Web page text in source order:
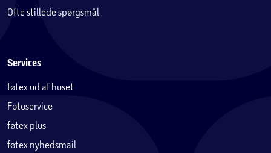
Ofte stillede spørgsmål
Services
føtex ud af huset
Fotoservice
føtex plus
føtex nyhedsmail